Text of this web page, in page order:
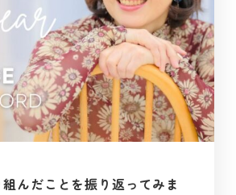
んだことを振り返ってみま